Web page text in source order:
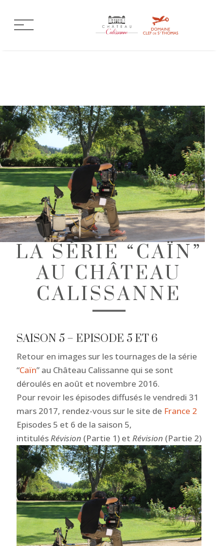
LA SÉRIE “CAÏN”
AU CHÂTEAU
CALISSANNE
SAISON 5 – EPISODE 5 ET 6
Retour en images sur les tournages de la série
“Caïn” au Château Calissanne qui se sont
déroulés en août et novembre 2016.
Pour revoir les épisodes diffusés le vendredi 31
mars 2017, rendez-vous sur le site de France 2
Episodes 5 et 6 de la saison 5,
intitulésRévision (Partie 1) et Révision (Partie 2)